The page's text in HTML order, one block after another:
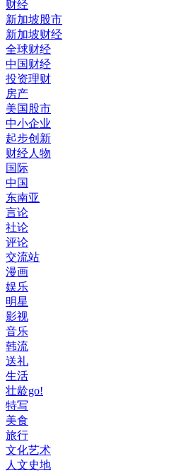
财经
新加坡股市
新加坡财经
全球财经
中国财经
投资理财
房产
美国股市
中小企业
起步创新
财经人物
国际
中国
东南亚
言论
社论
评论
交流站
漫画
娱乐
明星
影视
音乐
韩流
送礼
生活
壮龄go!
特写
美食
旅行
文化艺术
人文史地